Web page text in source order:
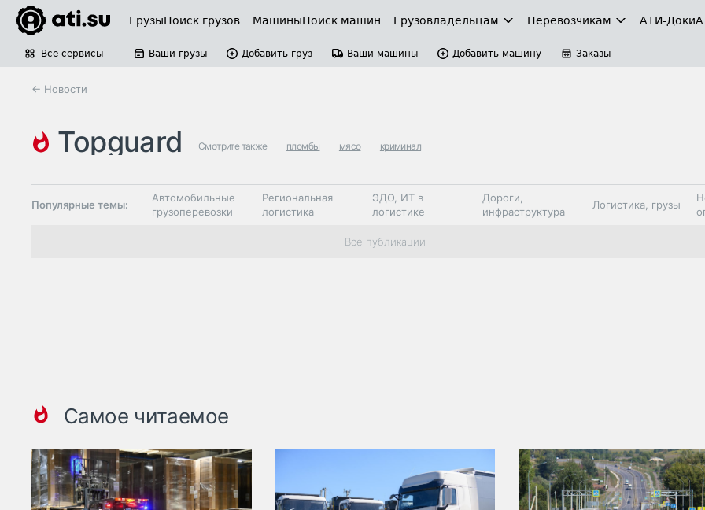
ГрузыПоиск грузов МашиныПоиск машин Грузовладельцам Перевозчикам АТИ-Доки
Все сервисы Ваши грузы Добавить груз Ваши машины Добавить машину Заказы
← Новости
topguard Смотрите также пломбы мясо криминал
Популярные темы:
Автомобильные
грузоперевозки
Региональная
логистика
ЭДО, ИТ в
логистике
Дороги,
инфраструктура
Логистика, грузы
Коммерческий
транспорт
Все публикации
Самое читаемое